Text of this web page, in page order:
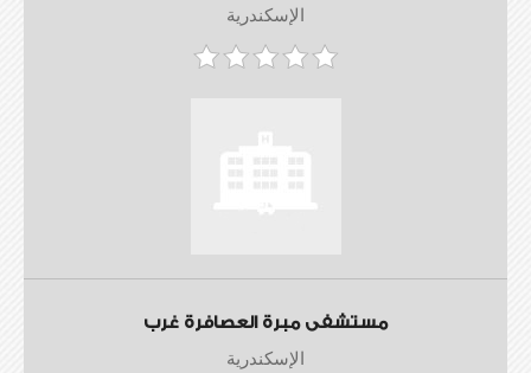
الإسكندرية
مستشفى مبرة العصافرة غرب
الإسكندرية